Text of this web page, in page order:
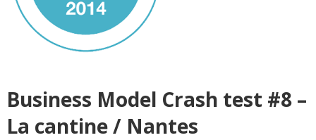
Business Model Crash test #8 –
La cantine / Nantes